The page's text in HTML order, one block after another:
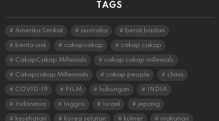
TAGS
Amerika Serikat australia berat badan
berita unik cakapcakap cakap cakap
CakapCakap Millenials cakap cakap millenials
Cakapcakap Millennials cakap people china
COVID-19 FILM hubungan INDIA
Indonesia Inggris Israel jepang
kesehatan korea selatan kuliner makanan